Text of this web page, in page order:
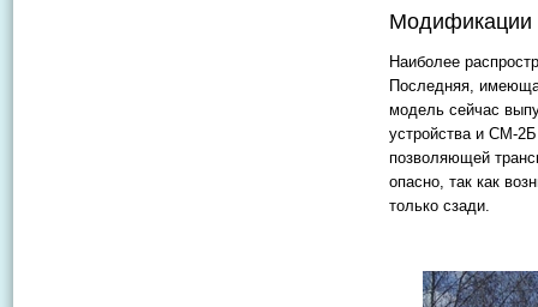
Модификации
Наиболее
Последняя,
модель сейчас
устройства и СМ-
позволяющей
опасно, так как
только сзади.